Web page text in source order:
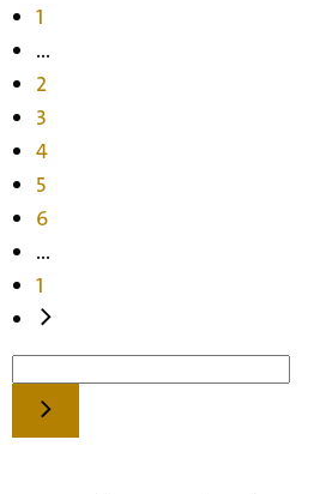
1
...
2
3
4
5
6
...
1